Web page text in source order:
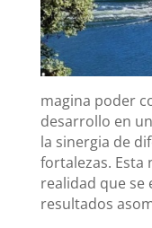
magina poder
desarrollo en
la sinergia de
fortalezas. Esta
realidad que se
resultados